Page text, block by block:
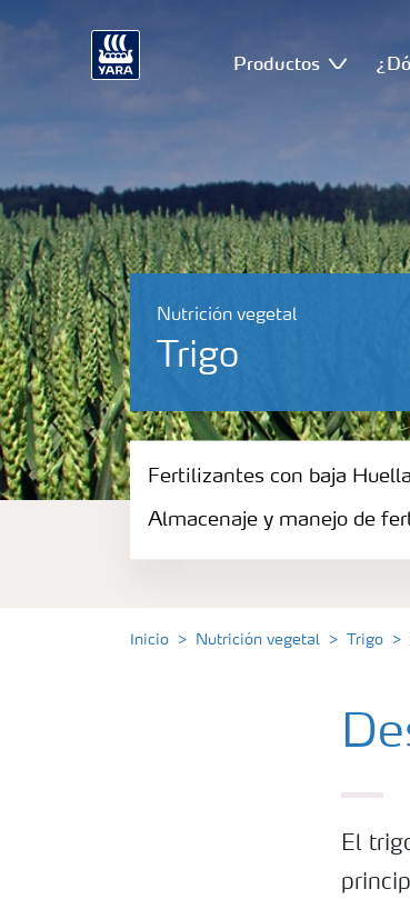
Productos
Nutrición vegetal
Trigo
Fertilizantes con baja Huella
Fertilizantes
Fertilizantes con baja
Almacenaje y manejo de
Inicio Nutrición vegetal Trigo
El